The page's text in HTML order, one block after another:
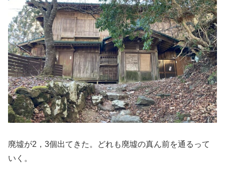
廃墟が2，3個出てきた。どれも廃墟の真ん前を通るって
いく。